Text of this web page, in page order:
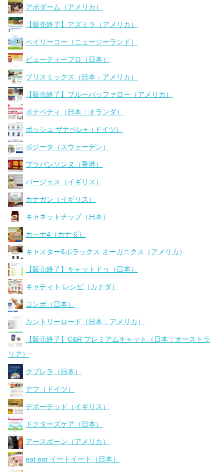
アボダーム（アメリカ）
【販売終了】アズミラ（アメリカ）
ベイリーコー（ニュージーランド）
ビューティープロ（日本）
ブリスミックス（日本：アメリカ）
【販売終了】ブルーバッファロー（アメリカ）
ボナペティ（日本：オランダ）
ボッシュ ザナベレ+（ドイツ）
ボジータ（スウェーデン）
ブラバンソンヌ（香港）
バージェス（イギリス）
カナガン（イギリス）
キャネットチップ（日本）
カーナ4（カナダ）
キャスター&ポラックス オーガニクス（アメリカ）
【販売終了】キャットドゥ（日本）
キャティト レシピ（カナダ）
コンボ（日本）
カントリーロード（日本：アメリカ）
【販売終了】C&R プレミアムキャット（日本：オーストラ
リア）
クプレラ（日本）
デフ（ドイツ）
デボーテッド（イギリス）
ドクターズケア（日本）
アースボーン（アメリカ）
eat eat イートイート（日本）